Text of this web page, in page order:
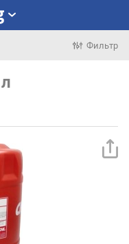
Фильтр